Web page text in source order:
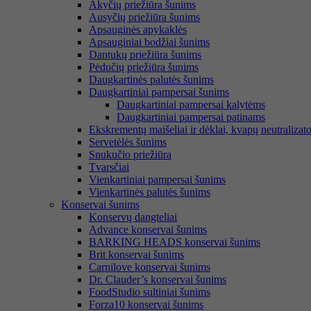
Akyčių priežiūra šunims
Ausyčių priežiūra šunims
Apsauginės apykaklės
Apsauginiai bodžiai šunims
Dantukų priežiūra šunims
Pėdučių priežiūra šunims
Daugkartinės palutės šunims
Daugkartiniai pampersai šunims
Daugkartiniai pampersai kalytėms
Daugkartiniai pampersai patinams
Ekskrementų maišeliai ir dėklai, kvapų
Servetėlės šunims
Snukučio priežiūra
Tvarsčiai
Vienkartiniai pampersai šunims
Vienkartinės palutės šunims
Konservai šunims
Konservų dangteliai
Advance konservai šunims
BARKING HEADS konservai šunims
Brit konservai šunims
Carnilove konservai šunims
Dr. Clauder’s konservai šunims
FoodStudio sultiniai šunims
Forza10 konservai šunims